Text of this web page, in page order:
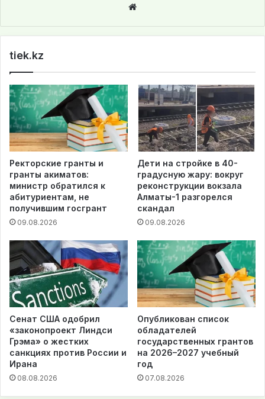
te
tiek.kz
Ректорские гранты и
гранты акиматов:
министр обратился к
абитуриентам, не
получившим госгрант
09.08.2026
Дети на стройке в 40-
градусную жару: вокруг
реконструкции вокзала
Алматы-1 разгорелся
скандал
09.08.2026
Сенат США одобрил
«законопроект Линдси
Грэма» о жестких
санкциях против России и
Ирана
08.08.2026
Опубликован список
обладателей
государственных грантов
на 2026–2027 учебный
год
07.08.2026